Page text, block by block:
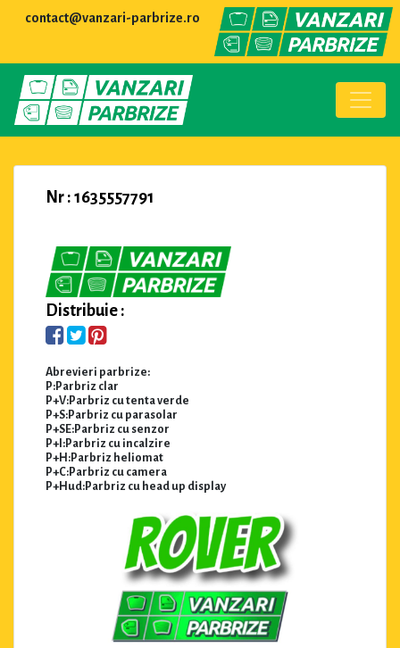
contact@vanzari-parbrize.ro
Nr : 1635557791
Distribuie :
Abrevieri parbrize:
P:Parbriz clar
P+V:Parbriz cu tenta verde
P+S:Parbriz cu parasolar
P+SE:Parbriz cu senzor
P+I:Parbriz cu incalzire
P+H:Parbriz heliomat
P+C:Parbriz cu camera
P+Hud:Parbriz cu head up display